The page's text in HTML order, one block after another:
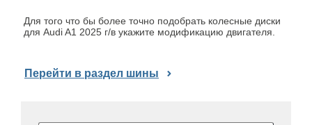
Для того что бы более точно подобрать колесные диски
для Audi A1 2025 г/в укажите модификацию двигателя.
Перейти в раздел шины